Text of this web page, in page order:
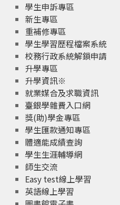
學生申訴專區
新生專區
重補修專區
學生學習歷程檔案系統
校務行政系統解鎖申請
升學專區
升學資訊※
就業媒合及求職資訊
臺銀學雜費入口網
獎(助)學金專區
學生匯款通知專區
體適能成績查詢
學生生涯輔導網
師生交流
Easy test線上學習
英語線上學習